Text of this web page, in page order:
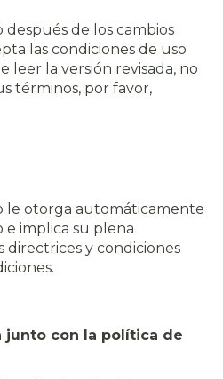
después de los cambios
las condiciones de uso
leer la versión revisada, no
términos, por favor,
le otorga automáticamente
e implica su plena
directrices y condiciones
junto con la política de